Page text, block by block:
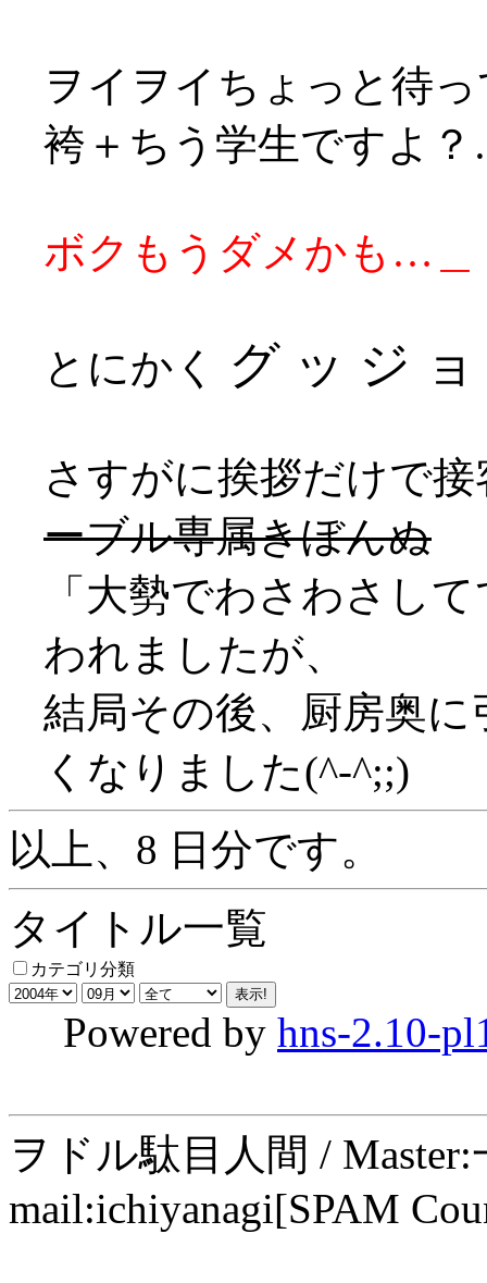
ヲイヲイちょっと待
袴＋ちう学生ですよ
ボクもうダメかも…＿
とにかく グ ッ ジ
さすがに挨拶だけで
ーブル専属きぼんぬ
「大勢でわさわさし
われましたが、
結局その後、厨房奥
くなりました(^-^;;)
以上、8 日分です。
タイトル一覧
カテゴリ分類
Powered by hns-2.10-
ヲドル駄目人間 /
mail:ichiyanagi[SPAM